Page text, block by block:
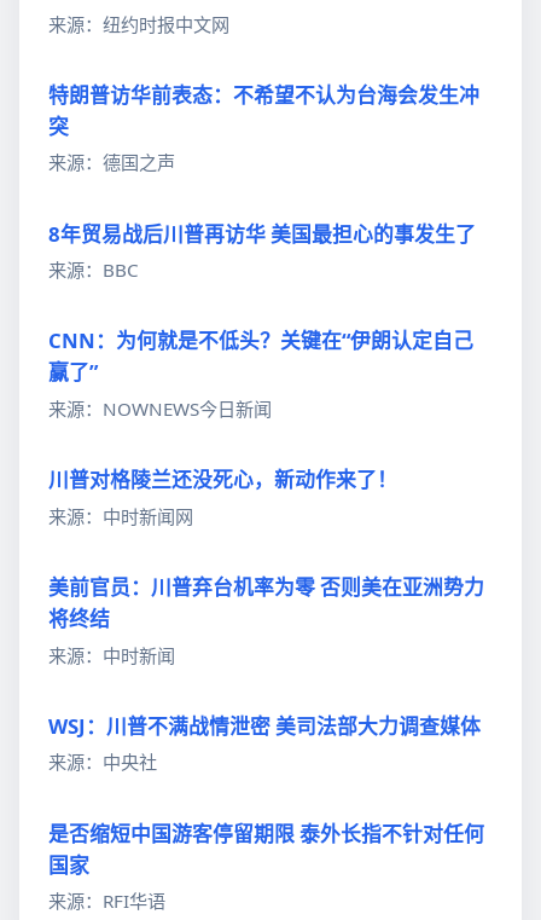
来源：纽约时报中文网
特朗普访华前表态：不希望不认为台海会发生冲
突
来源：德国之声
8年贸易战后川普再访华 美国最担心的事发生了
来源：BBC
CNN：为何就是不低头？关键在“伊朗认定自己
赢了”
来源：NOWNEWS今日新闻
川普对格陵兰还没死心，新动作来了！
来源：中时新闻网
美前官员：川普弃台机率为零 否则美在亚洲势力
将终结
来源：中时新闻
WSJ：川普不满战情泄密 美司法部大力调查媒体
来源：中央社
是否缩短中国游客停留期限 泰外长指不针对任何
国家
来源：RFI华语